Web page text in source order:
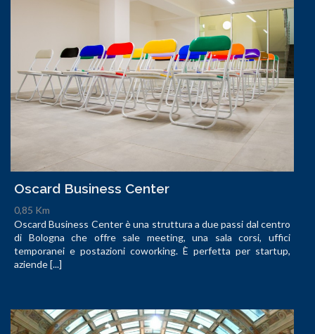
Oscard Business Center
0,85 Km
Oscard Business Center è una struttura a due passi dal centro
di Bologna che offre sale meeting, una sala corsi, uffici
temporanei e postazioni coworking. È perfetta per startup,
aziende [...]